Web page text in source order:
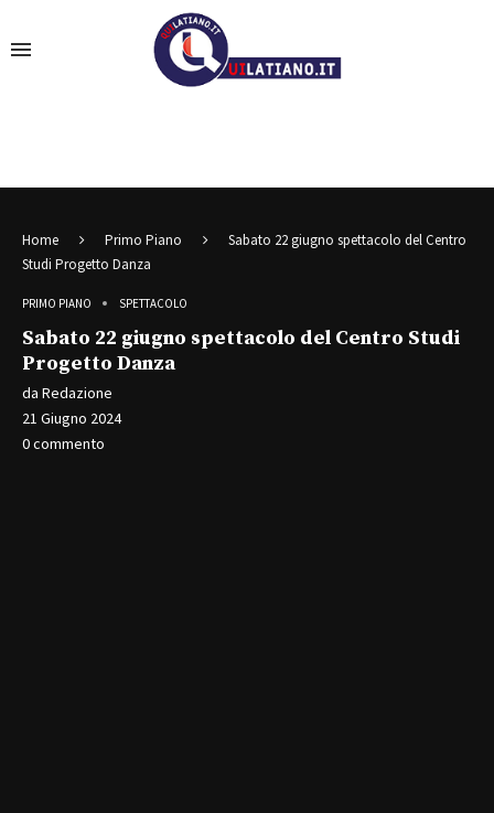
Home Primo Piano
Sabato 22 giugno spettacolo del Centro
Studi Progetto Danza
PRIMO PIANO SPETTACOLO
Sabato 22 giugno spettacolo del Centro Studi
Progetto Danza
da Redazione
21 Giugno 2024
0 commento